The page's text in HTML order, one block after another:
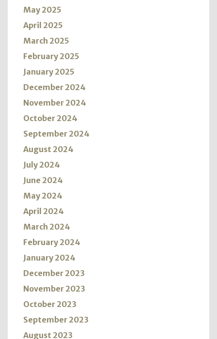
May 2025
April 2025
March 2025
February 2025
January 2025
December 2024
November 2024
October 2024
September 2024
August 2024
July 2024
June 2024
May 2024
April 2024
March 2024
February 2024
January 2024
December 2023
November 2023
October 2023
September 2023
August 2023